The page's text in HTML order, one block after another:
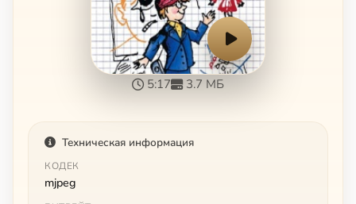
5:17 3.7 МБ
Техническая информация
КОДЕК
mjpeg